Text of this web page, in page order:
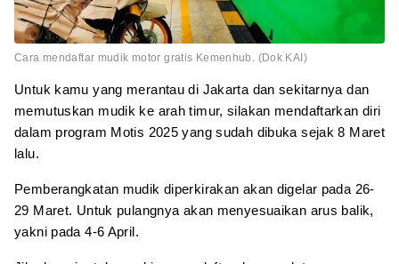
Cara mendaftar mudik motor gratis Kemenhub. (Dok KAI)
Untuk kamu yang merantau di Jakarta dan sekitarnya dan
memutuskan mudik ke arah timur, silakan mendaftarkan diri
dalam program Motis 2025 yang sudah dibuka sejak 8 Maret
lalu.
Pemberangkatan mudik diperkirakan akan digelar pada 26-
29 Maret. Untuk pulangnya akan menyesuaikan arus balik,
yakni pada 4-6 April.